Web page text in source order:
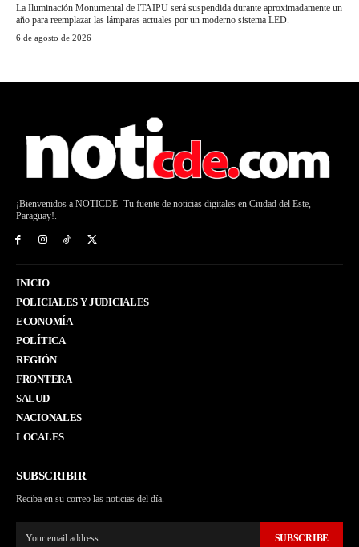
La Iluminación Monumental de ITAIPU será suspendida durante aproximadamente un
año para reemplazar las lámparas actuales por un moderno sistema LED.
6 de agosto de 2026
¡Bienvenidos a NOTICDE- Tu fuente de noticias digitales en Ciudad del Este,
Paraguay!.
INICIO
POLICIALES Y JUDICIALES
ECONOMÍA
POLÍTICA
REGIÓN
FRONTERA
SALUD
NACIONALES
LOCALES
SUBSCRIBIR
Reciba en su correo las noticias del día.
SUBSCRIBE